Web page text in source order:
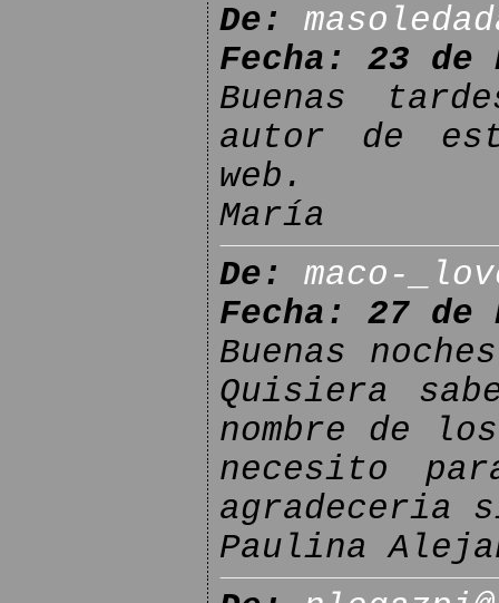
De:
Fecha: 23 de
Buenas
autor de
web.
María
De:
maco-
Fecha: 27 de
Buenas
Quisiera
nombre de
necesito
agradeceria
Paulina